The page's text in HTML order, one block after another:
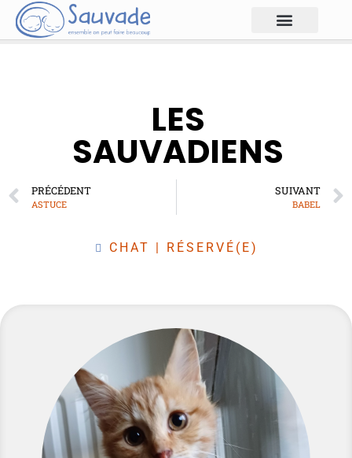
LES
SAUVADIENS
PRÉCÉDENT
ASTUCE
SUIVANT
BABEL
CHAT | RÉSERVÉ(E)